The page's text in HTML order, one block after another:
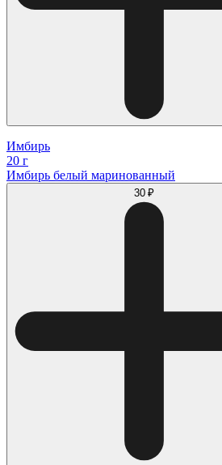
Имбирь
20 г
Имбирь белый маринованный
30 ₽